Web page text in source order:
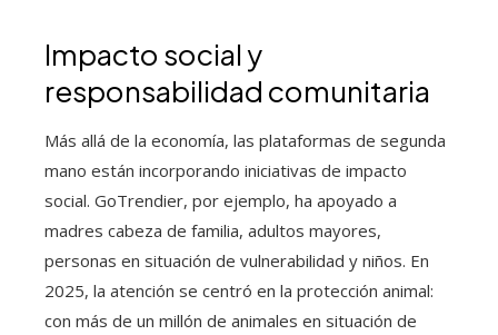
Impacto social y
responsabilidad comunitaria
Más allá de la economía, las plataformas de segunda
mano están incorporando iniciativas de impacto
social. GoTrendier, por ejemplo, ha apoyado a
madres cabeza de familia, adultos mayores,
personas en situación de vulnerabilidad y niños. En
2025, la atención se centró en la protección animal:
con más de un millón de animales en situación de